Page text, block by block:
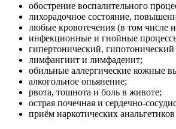
обострение воспалительного
лихорадочное состояние,
любые кровотечения (в том числе
инфекционные и гнойные
гипертонический,
лимфангиит и лимфаденит;
обильные аллергические кожные
алкогольное опьянение;
рвота, тошнота и боль в животе;
острая почечная и сердечно-
приём наркотических